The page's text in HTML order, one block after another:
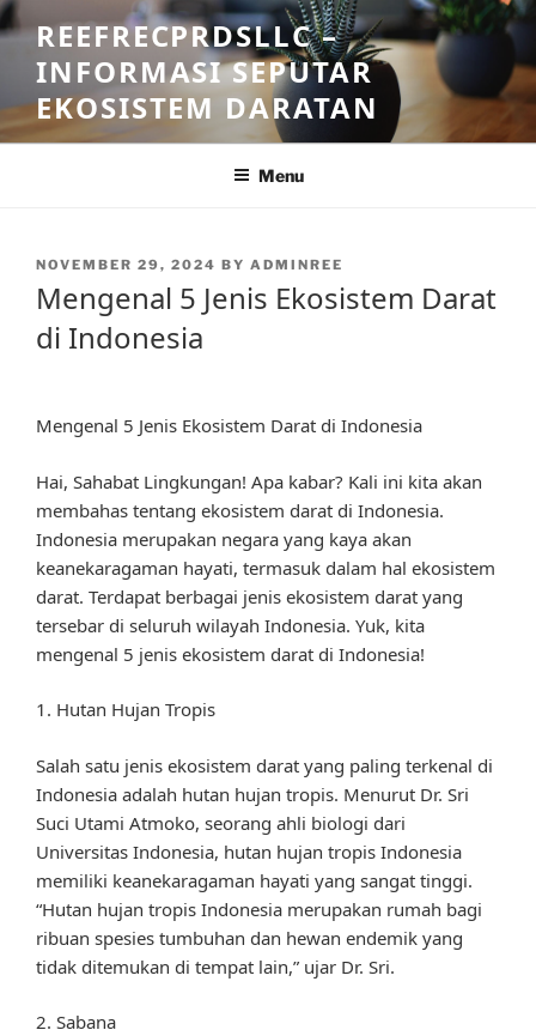
Skip
to
content
REEFRECPRDSLLC –
INFORMASI SEPUTAR
EKOSISTEM DARATAN
Menu
POSTED
NOVEMBER 29, 2024 BY ADMINREE
Mengenal 5 Jenis Ekosistem Darat
di Indonesia
Mengenal 5 Jenis Ekosistem Darat di Indonesia
Hai, Sahabat Lingkungan! Apa kabar? Kali ini kita akan
membahas tentang ekosistem darat di Indonesia.
Indonesia merupakan negara yang kaya akan
keanekaragaman hayati, termasuk dalam hal ekosistem
darat. Terdapat berbagai jenis ekosistem darat yang
tersebar di seluruh wilayah Indonesia. Yuk, kita
mengenal 5 jenis ekosistem darat di Indonesia!
1. Hutan Hujan Tropis
Salah satu jenis ekosistem darat yang paling terkenal di
Indonesia adalah hutan hujan tropis. Menurut Dr. Sri
Suci Utami Atmoko, seorang ahli biologi dari
Universitas Indonesia, hutan hujan tropis Indonesia
memiliki keanekaragaman hayati yang sangat tinggi.
“Hutan hujan tropis Indonesia merupakan rumah bagi
ribuan spesies tumbuhan dan hewan endemik yang
tidak ditemukan di tempat lain,” ujar Dr. Sri.
2. Sabana